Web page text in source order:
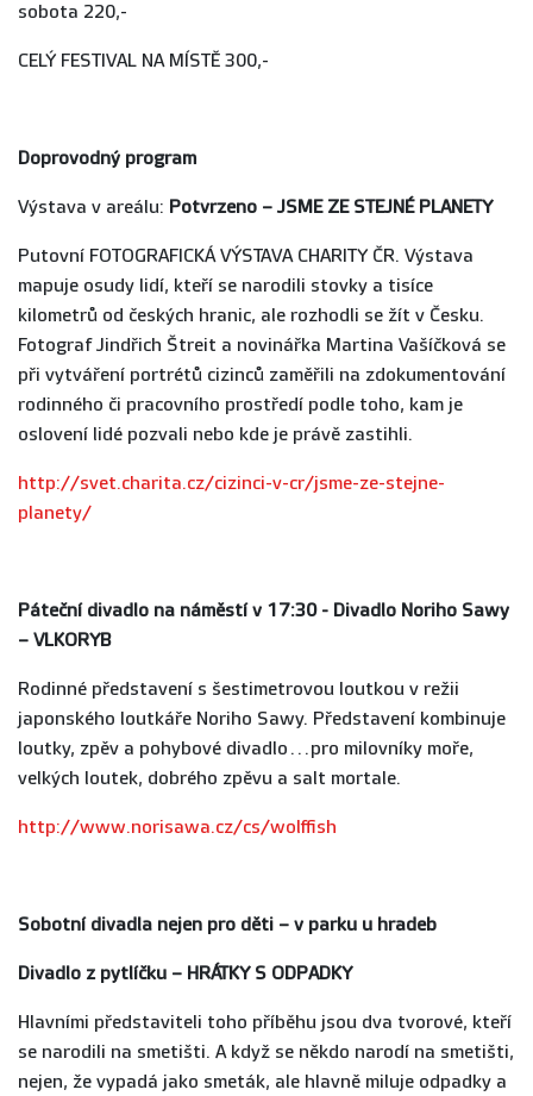
sobota 220,-
CELÝ FESTIVAL NA MÍSTĚ 300,-
Doprovodný program
Výstava v areálu: Potvrzeno – JSME ZE STEJNÉ PLANETY
Putovní FOTOGRAFICKÁ VÝSTAVA CHARITY ČR. Výstava
mapuje osudy lidí, kteří se narodili stovky a tisíce
kilometrů od českých hranic, ale rozhodli se žít v Česku.
Fotograf Jindřich Štreit a novinářka Martina Vašíčková se
při vytváření portrétů cizinců zaměřili na zdokumentování
rodinného či pracovního prostředí podle toho, kam je
oslovení lidé pozvali nebo kde je právě zastihli.
http://svet.charita.cz/cizinci-v-cr/jsme-ze-stejne-
planety/
Páteční divadlo na náměstí v 17:30 - Divadlo Noriho Sawy
– VLKORYB
Rodinné představení s šestimetrovou loutkou v režii
japonského loutkáře Noriho Sawy. Představení kombinuje
loutky, zpěv a pohybové divadlo…pro milovníky moře,
velkých loutek, dobrého zpěvu a salt mortale.
http://www.norisawa.cz/cs/wolffish
Sobotní divadla nejen pro děti – v parku u hradeb
Divadlo z pytlíčku – HRÁTKY S ODPADKY
Hlavními představiteli toho příběhu jsou dva tvorové, kteří
se narodili na smetišti. A když se někdo narodí na smetišti,
nejen, že vypadá jako smeták, ale hlavně miluje odpadky a